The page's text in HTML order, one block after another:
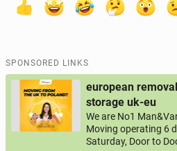
SPONSORED LINKS
european
storage uk-eu
We are No1
Moving operating 6
Saturday, Door to